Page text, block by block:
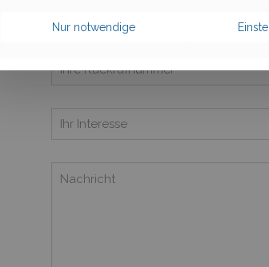
Nur notwendige